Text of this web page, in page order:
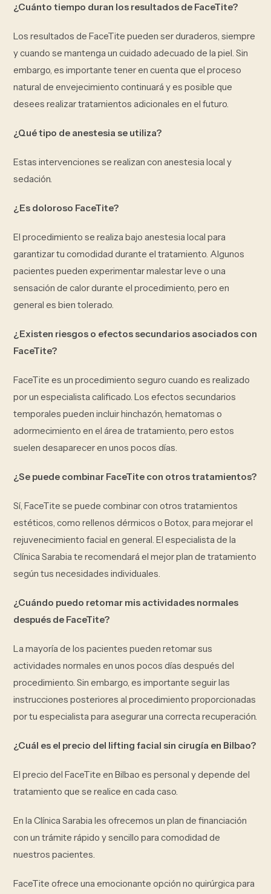
¿Cuánto tiempo duran los resultados de FaceTite?
Los resultados de FaceTite pueden ser duraderos, siempre
y cuando se mantenga un cuidado adecuado de la piel. Sin
embargo, es importante tener en cuenta que el proceso
natural de envejecimiento continuará y es posible que
desees realizar tratamientos adicionales en el futuro.
¿Qué tipo de anestesia se utiliza?
Estas intervenciones se realizan con anestesia local y
sedación.
¿Es doloroso FaceTite?
El procedimiento se realiza bajo anestesia local para
garantizar tu comodidad durante el tratamiento. Algunos
pacientes pueden experimentar malestar leve o una
sensación de calor durante el procedimiento, pero en
general es bien tolerado.
¿Existen riesgos o efectos secundarios asociados con
FaceTite?
FaceTite es un procedimiento seguro cuando es realizado
por un especialista calificado. Los efectos secundarios
temporales pueden incluir hinchazón, hematomas o
adormecimiento en el área de tratamiento, pero estos
suelen desaparecer en unos pocos días.
¿Se puede combinar FaceTite con otros tratamientos?
Sí, FaceTite se puede combinar con otros tratamientos
estéticos, como rellenos dérmicos o Botox, para mejorar el
rejuvenecimiento facial en general. El especialista de la
Clínica Sarabia te recomendará el mejor plan de tratamiento
según tus necesidades individuales.
¿Cuándo puedo retomar mis actividades normales
después de FaceTite?
La mayoría de los pacientes pueden retomar sus
actividades normales en unos pocos días después del
procedimiento. Sin embargo, es importante seguir las
instrucciones posteriores al procedimiento proporcionadas
por tu especialista para asegurar una correcta recuperación.
¿Cuál es el precio del lifting facial sin cirugía en Bilbao?
El precio del FaceTite en Bilbao es personal y depende del
tratamiento que se realice en cada caso.
En la Clínica Sarabia les ofrecemos un plan de financiación
con un trámite rápido y sencillo para comodidad de
nuestros pacientes.
FaceTite ofrece una emocionante opción no quirúrgica para